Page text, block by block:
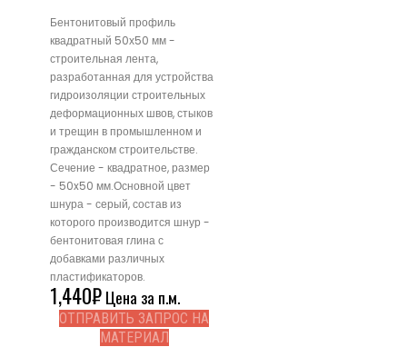
Бентонитовый профиль
квадратный 50х50 мм -
строительная лента,
разработанная для устройства
гидроизоляции строительных
деформационных швов, стыков
и трещин в промышленном и
гражданском строительстве.
Сечение - квадратное, размер
- 50x50 мм.Основной цвет
шнура - серый, состав из
которого производится шнур -
бентонитовая глина с
добавками различных
пластификаторов.
1,440₽Цена за п.м.
ОТПРАВИТЬ ЗАПРОС НА
МАТЕРИАЛ